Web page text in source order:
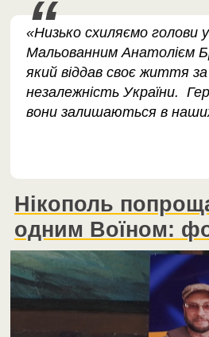
«Низько схиляємо голови
Мальованним Анатолієм
який віддав своє життя
незалежність України.
вони залишаються в
Нікополь
одним Воїном: